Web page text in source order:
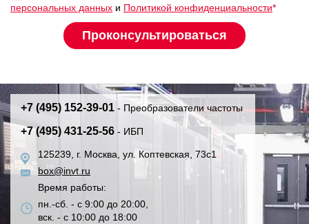
персональных данных и Политикой конфиденциальности*
+7 (495) 152-39-01 - Преобразователи частоты
+7 (495) 431-25-56 - ИБП
125239, г. Москва, ул. Коптевская, 73с1
box@invt.ru
Время работы:
пн.-сб. - с 9:00 до 20:00,
вск. - с 10:00 до 18:00